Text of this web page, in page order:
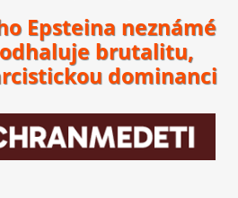
Epsteina neznámé
odhaluje brutalitu,
dominanci